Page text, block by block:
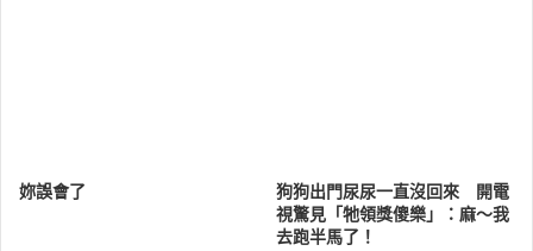
妳誤會了
狗狗出門尿尿一直沒回來 開電
視驚見「牠領獎傻樂」：麻～我
去跑半馬了！